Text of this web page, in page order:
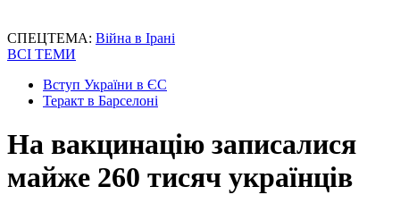
СПЕЦТЕМА: Війна в Ірані
ВСІ ТЕМИ
Вступ України в ЄС
Теракт в Барселоні
На вакцинацію записалися
майже 260 тисяч українців